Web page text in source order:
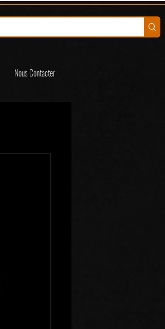
Nous Contacter